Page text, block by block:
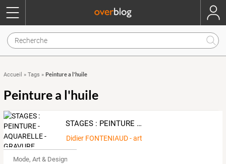
Accueil » Tags » Peinture a l'huile
Peinture a l'huile
STAGES : PEINTURE - AQUARELLE - GRAVURE
Didier FONTENIAUD - artiste peintre
Mode, Art & Design